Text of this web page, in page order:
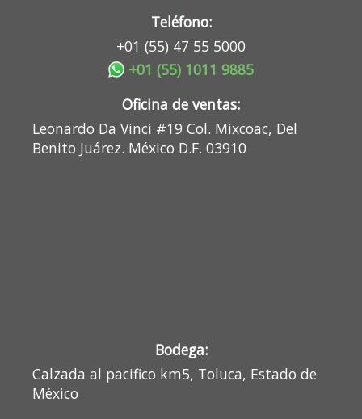
Teléfono:
+01 (55) 47 55 5000
+01 (55) 1011 9885
Oficina de ventas:
Leonardo Da Vinci #19 Col. Mixcoac, Del
Benito Juárez. México D.F. 03910
Bodega:
Calzada al pacifico km5, Toluca, Estado de
México